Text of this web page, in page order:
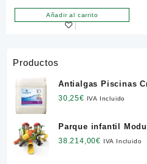
Añadir al carrito
Productos
Antialgas Piscinas
l. NETO
30,25€ IVA Incluido
Parque infantil
38.214,00€ IVA Incluido